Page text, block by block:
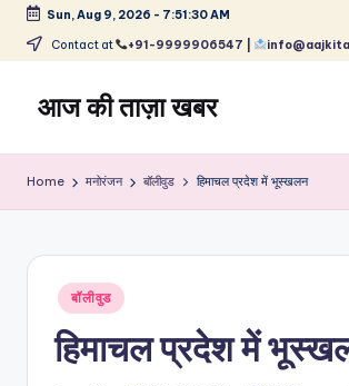
Skip
content
Sun, Aug 9, 2026 - 7:51:31 AM
Contact at +91-9999906547 |
आज की ताज़ा खबर
मनोरंजन,
व्यापार
Home मनोरंजन बॉलीवुड हिमाचल प्रदेश में भूस्खलन
Posted
in
बॉलीवुड
हिमाचल प्रदेश में